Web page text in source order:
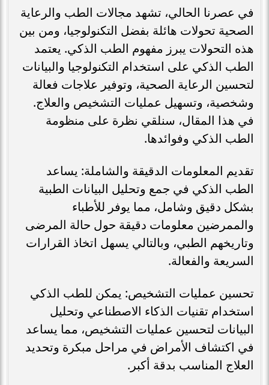
في عصرنا الحالي، تشهد مجالات الطب والرعاية
الصحية تحولات هائلة بفضل التكنولوجيا، ومن بين
هذه التحولات يبرز مفهوم الطب الذكي. يعتمد
الطب الذكي على استخدام التكنولوجيا والبيانات
لتحسين الرعاية الصحية، وتوفير علاجات فعالة
وشخصية، وتسهيل عمليات التشخيص والعلاج.
في هذا المقال، سنلقي نظرة على منظومة
الطب الذكي وفوائدها.
تقديم المعلومات الدقيقة والشاملة: يساعد
الطب الذكي في جمع وتحليل البيانات الطبية
بشكل دقيق وشامل، مما يوفر للأطباء
والممرضين معلومات دقيقة حول حالة المرضى
وتاريخهم الطبي، وبالتالي يسهل اتخاذ القرارات
السريعة والفعالة.
تحسين عمليات التشخيص: يمكن للطب الذكي
استخدام تقنيات الذكاء الاصطناعي وتحليل
البيانات لتحسين عمليات التشخيص، مما يساعد
في اكتشاف الأمراض في مراحل مبكرة وتحديد
العلاج المناسب بدقة أكبر.